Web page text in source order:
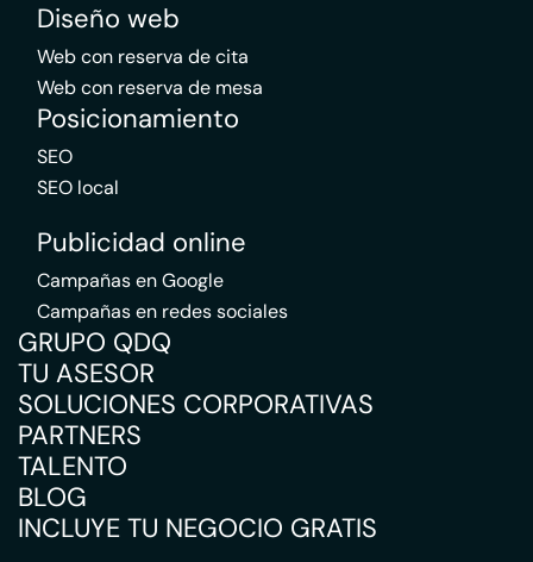
Diseño web
Web con reserva de cita
Web con reserva de mesa
Posicionamiento
SEO
SEO local
Publicidad online
Campañas en Google
Campañas en redes sociales
GRUPO QDQ
TU ASESOR
SOLUCIONES CORPORATIVAS
PARTNERS
TALENTO
BLOG
INCLUYE TU NEGOCIO GRATIS